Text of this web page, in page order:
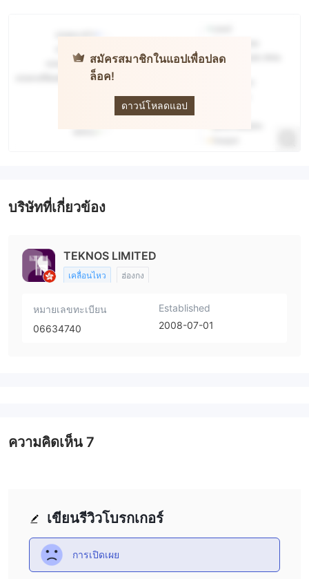
สมัครสมาชิกในแอปเพื่อปลด
ล็อค!
ดาวน์โหลดแอป
บริษัทที่เกี่ยวข้อง
TEKNOS LIMITED
เคลื่อนไหว ฮ่องกง
หมายเลขทะเบียน
06634740
Established
2008-07-01
เขียนรีวิวโบรกเกอร์
การเปิดเผย
ความคิดเห็น 7